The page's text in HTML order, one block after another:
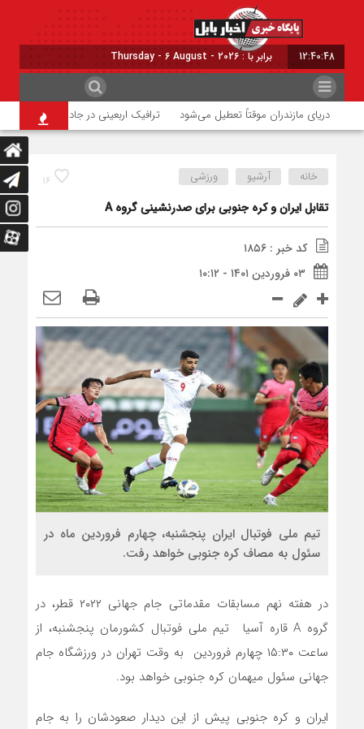
12:40:48 برابر با : Thursday - 6 August - 2026
دریای مازندران موقتاً تعطیل می‌شود ترافیک اربعینی در جاده‌های شمال
۱۶ خانه آرشیو ورزشی
تقابل ایران و کره جنوبی برای صدرنشینی گروه A
کد خبر : ۱۸۵۶
۰۳ فروردین ۱۴۰۱ - ۱۰:۱۲
تیم ملی فوتبال ایران پنجشنبه، چهارم فروردین ماه در
سئول به مصاف کره جنوبی خواهد رفت.
در هفته نهم مسابقات مقدماتی جام جهانی ۲۰۲۲ قطر، در
گروه A قاره آسیا تیم ملی فوتبال کشورمان پنجشنبه، از
ساعت ۱۵:۳۰ چهارم فروردین به وقت تهران در ورزشگاه جام
جهانی سئول میهمان کره جنوبی خواهد بود.
ایران و کره جنوبی پیش از این دیدار صعودشان را به جام